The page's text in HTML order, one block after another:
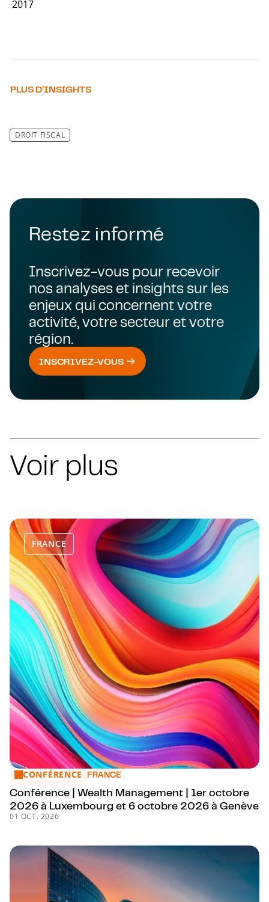
2017
PLUS D’INSIGHTS
DROIT FISCAL
Restez informé
Inscrivez-vous pour recevoir
nos analyses et insights sur les
enjeux qui concernent votre
activité, votre secteur et votre
région.
INSCRIVEZ-VOUS
Voir plus
FRANCE
Conférence | Wealth Management | 1er octobre 2026 à
CONFÉRENCE FRANCE
Conférence | Wealth Management | 1er octobre
2026 à Luxembourg et 6 octobre 2026 à Genève
01 OCT. 2026